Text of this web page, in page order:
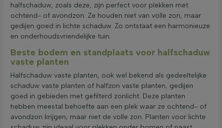
halfschaduw, zoals deze, zijn perfect voor plekken met
ochtend- of avondzon. Ze houden niet van volle zon, maar
gedijen goed in lichte schaduw. Zo ontstaat een harmonieuze
en onderhoudsvriendelijke tuin.
Beste bodem en standplaats voor halfschaduw
vaste planten
Halfschaduw vaste planten, ook wel bekend als gedeeltelijke
schaduw vaste planten of halfzon vaste planten, gedijen
goed in gebieden met gefilterd zonlicht. Deze planten
hebben meestal behoefte aan een plek waar ze ochtend- of
avondzon krijgen, maar niet de volle zon. Planten voor lichte